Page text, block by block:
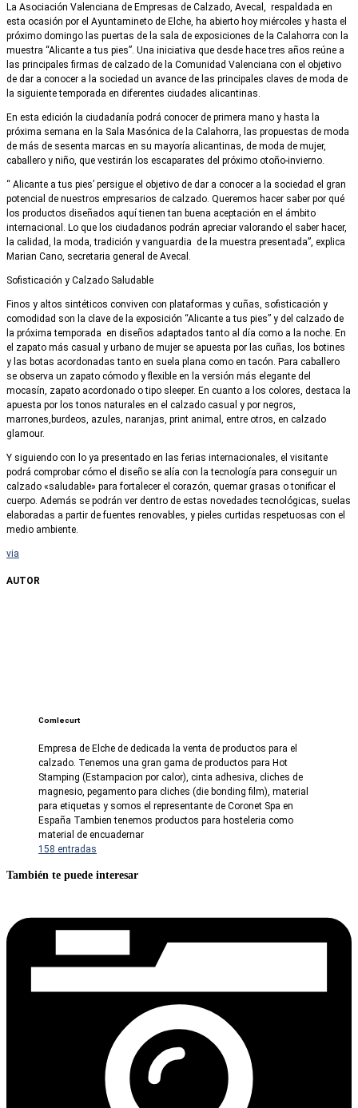
La Asociación Valenciana de Empresas de Calzado, Avecal, respaldada en
esta ocasión por el Ayuntamineto de Elche, ha abierto hoy miércoles y hasta el
próximo domingo las puertas de la sala de exposiciones de la Calahorra con la
muestra “Alicante a tus pies”. Una iniciativa que desde hace tres años reúne a
las principales firmas de calzado de la Comunidad Valenciana con el objetivo
de dar a conocer a la sociedad un avance de las principales claves de moda de
la siguiente temporada en diferentes ciudades alicantinas.
En esta edición la ciudadanía podrá conocer de primera mano y hasta la
próxima semana en la Sala Masónica de la Calahorra, las propuestas de moda
de más de sesenta marcas en su mayoría alicantinas, de moda de mujer,
caballero y niño, que vestirán los escaparates del próximo otoño-invierno.
“ Alicante a tus pies’ persigue el objetivo de dar a conocer a la sociedad el gran
potencial de nuestros empresarios de calzado. Queremos hacer saber por qué
los productos diseñados aquí tienen tan buena aceptación en el ámbito
internacional. Lo que los ciudadanos podrán apreciar valorando el saber hacer,
la calidad, la moda, tradición y vanguardia de la muestra presentada”, explica
Marian Cano, secretaria general de Avecal.
Sofisticación y Calzado Saludable
Finos y altos sintéticos conviven con plataformas y cuñas, sofisticación y
comodidad son la clave de la exposición “Alicante a tus pies” y del calzado de
la próxima temporada en diseños adaptados tanto al día como a la noche. En
el zapato más casual y urbano de mujer se apuesta por las cuñas, los botines
y las botas acordonadas tanto en suela plana como en tacón. Para caballero
se observa un zapato cómodo y flexible en la versión más elegante del
mocasín, zapato acordonado o tipo sleeper. En cuanto a los colores, destaca la
apuesta por los tonos naturales en el calzado casual y por negros,
marrones,burdeos, azules, naranjas, print animal, entre otros, en calzado
glamour.
Y siguiendo con lo ya presentado en las ferias internacionales, el visitante
podrá comprobar cómo el diseño se alía con la tecnología para conseguir un
calzado «saludable» para fortalecer el corazón, quemar grasas o tonificar el
cuerpo. Además se podrán ver dentro de estas novedades tecnológicas, suelas
elaboradas a partir de fuentes renovables, y pieles curtidas respetuosas con el
medio ambiente.
via
AUTOR
Comlecurt
Empresa de Elche de dedicada la venta de productos para el
calzado. Tenemos una gran gama de productos para Hot
Stamping (Estampacion por calor), cinta adhesiva, cliches de
magnesio, pegamento para cliches (die bonding film), material
para etiquetas y somos el representante de Coronet Spa en
España Tambien tenemos productos para hosteleria como
material de encuadernar
158 entradas
También te puede interesar